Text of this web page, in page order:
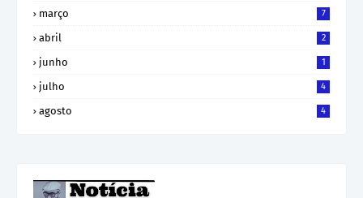
março 7
abril 2
junho 1
julho 4
agosto 4